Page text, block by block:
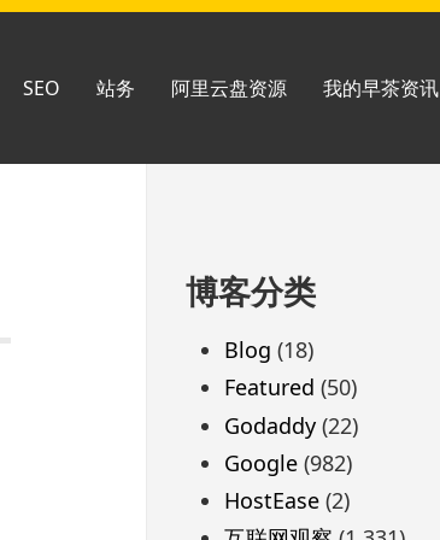
SEO 站务 阿里云盘资源 我的早茶资讯
至
脚
博客分类
Blog (18)
Featured (50)
Godaddy(22)
Google(982)
HostEase(2)